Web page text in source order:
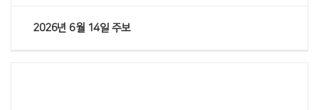
2026년 6월 14일 주보